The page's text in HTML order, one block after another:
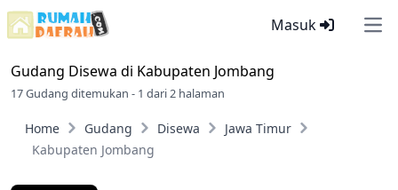
Masuk
Gudang Disewa di Kabupaten Jombang
17 Gudang ditemukan - 1 dari 2 halaman
Home Gudang Disewa
Jawa Timur
Kabupaten Jombang